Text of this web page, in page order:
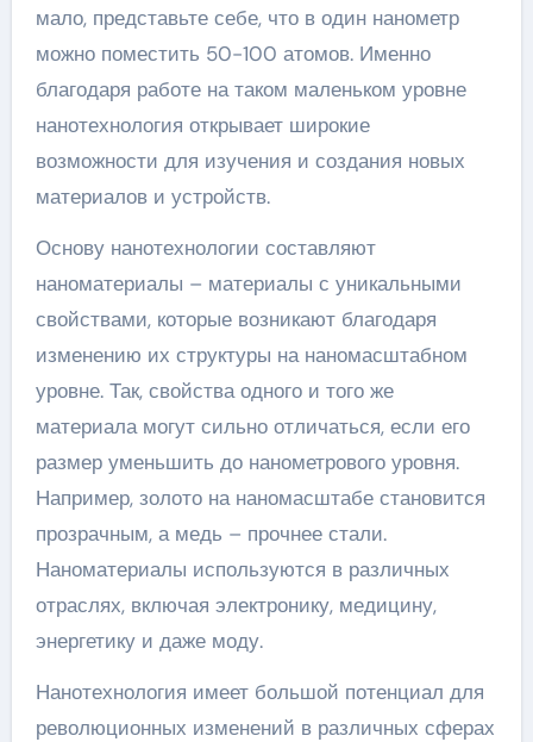
мало, представьте себе, что в один нанометр
можно поместить 50-100 атомов. Именно
благодаря работе на таком маленьком уровне
нанотехнология открывает широкие
возможности для изучения и создания новых
материалов и устройств.
Основу нанотехнологии составляют
наноматериалы – материалы с уникальными
свойствами, которые возникают благодаря
изменению их структуры на наномасштабном
уровне. Так, свойства одного и того же
материала могут сильно отличаться, если его
размер уменьшить до нанометрового уровня.
Например, золото на наномасштабе становится
прозрачным, а медь – прочнее стали.
Наноматериалы используются в различных
отраслях, включая электронику, медицину,
энергетику и даже моду.
Нанотехнология имеет большой потенциал для
революционных изменений в различных сферах